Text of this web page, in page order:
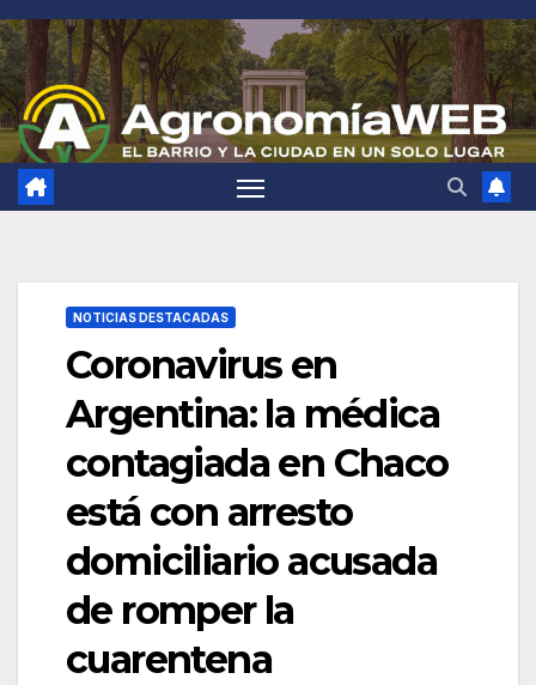
Saltar
al
contenido
NOTICIAS DESTACADAS
Coronavirus en
Argentina: la médica
contagiada en Chaco
está con arresto
domiciliario acusada
de romper la
cuarentena